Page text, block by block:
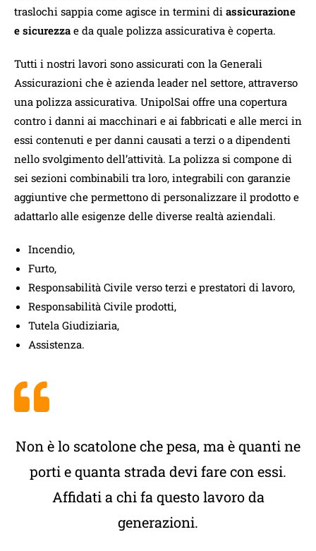
traslochi sappia come agisce in termini di assicurazione
e sicurezza e da quale polizza assicurativa è coperta.
Tutti i nostri lavori sono assicurati con la Generali
Assicurazioni che è azienda leader nel settore, attraverso
una polizza assicurativa. UnipolSai offre una copertura
contro i danni ai macchinari e ai fabbricati e alle merci in
essi contenuti e per danni causati a terzi o a dipendenti
nello svolgimento dell’attività. La polizza si compone di
sei sezioni combinabili tra loro, integrabili con garanzie
aggiuntive che permettono di personalizzare il prodotto e
adattarlo alle esigenze delle diverse realtà aziendali.
Incendio,
Furto,
Responsabilità Civile verso terzi e prestatori di lavoro,
Responsabilità Civile prodotti,
Tutela Giudiziaria,
Assistenza.
Non è lo scatolone che pesa, ma è quanti ne
porti e quanta strada devi fare con essi.
Affidati a chi fa questo lavoro da
generazioni.